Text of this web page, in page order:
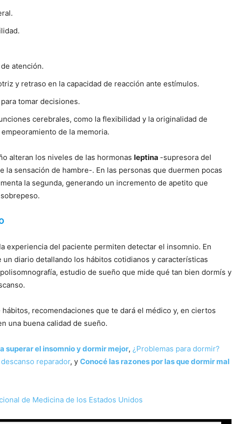
atención.
y retraso en la capacidad de reacción ante estímulos.
tomar decisiones.
cerebrales, como la flexibilidad y la originalidad de
de la memoria.
alteran los niveles de las hormonas leptina -supresora del
la sensación de hambre-. En las personas que duermen pocas
la segunda, generando un incremento de apetito que
experiencia del paciente permiten detectar el insomnio. En
diario detallando los hábitos cotidianos y características
estudio de sueño que mide qué tan bien dormís y
recomendaciones que te dará el médico y, en ciertos
una buena calidad de sueño.
superar el insomnio y dormir mejor, ¿Problemas para dormir?
reparador, y Conocé las razones por las que dormir mal
de Medicina de los Estados Unidos